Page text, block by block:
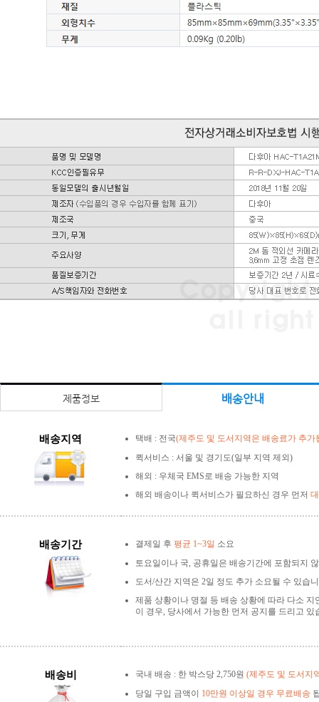
제품정보 배송안내
배송지역 택배 : 전국(제주도 및 도서지역은 배송료가 추가
퀵서비스 : 서울 및 경기도(일부 지역 제외)
해외 : 우체국 EMS로 배송 가능한 지역
해외 배송이나 퀵서비스가 필요하신 경우 먼저
배송기간 결제일 후 평균 1~3일 소요
토요일이나 국, 공휴일은 배송기간에 포함되지
도서/산간 지역은 2일 정도 추가 소요될 수 있습
제품 상황이나 명절 등 배송 상황에 따라 다소 지
이 경우, 당사에서 가능한 먼저 공지를 드리고 있
배송비 국내 배송 : 한 박스당 2,750원 (제주도 및 도서지
당일 구입 금액이 10만원 이상일 경우 무료배송